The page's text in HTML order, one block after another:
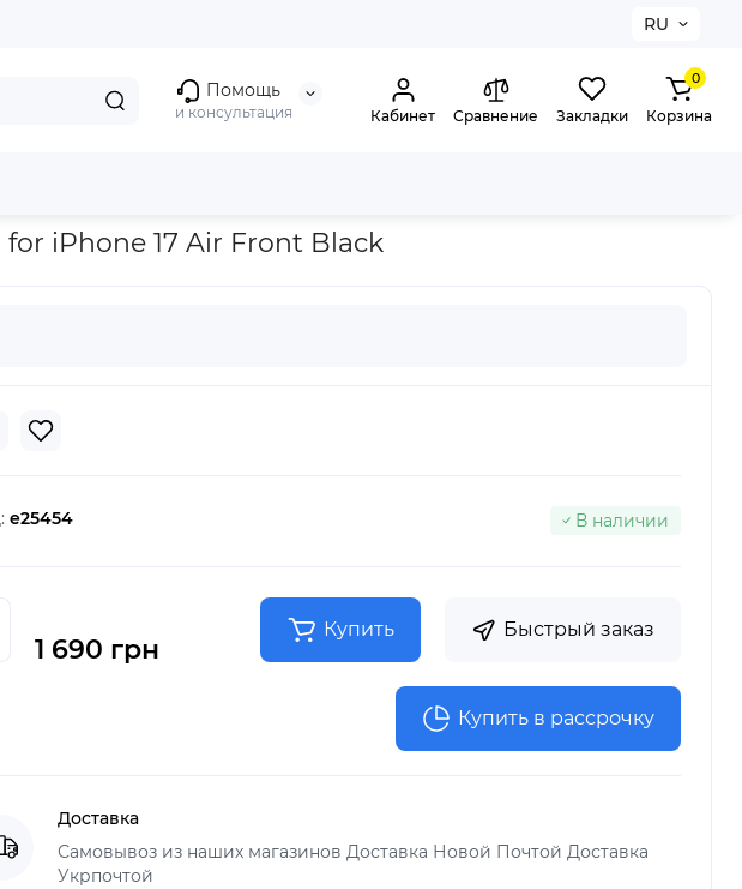
RU
Помощь
и консультация Кабинет Сравнение Закладки
0
Корзина
iPhone 17 Air Front Black
e25454 В наличии
1 690 грн
Купить Быстрый заказ
Купить в рассрочку
Доставка
Самовывоз из наших магазинов Доставка Новой Почтой Доставка
Укрпочтой